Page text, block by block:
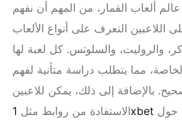
ألعاب القمار، من المهم أن نفهم
اللاعبين التعرف على أنواع الألعاب
والروليت، والسلوتس. كل لعبة لها
الخاصة، مما يتطلب دراسة متأنية لفهم
بالإضافة إلى ذلك، يمكن للاعبين
الاستفادة من روابط مثل1xbet